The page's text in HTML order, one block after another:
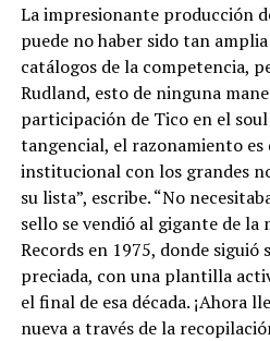
La impresionante producción
puede no haber sido tan
catálogos de la competencia,
Rudland, esto de ninguna
participación de Tico en el
tangencial, el razonamiento
institucional con los grandes
su lista”, escribe. “No
sello se vendió al gigante de la
Records en 1975, donde siguió
preciada, con una plantilla
el final de esa década. ¡Ahora
nueva a través de la